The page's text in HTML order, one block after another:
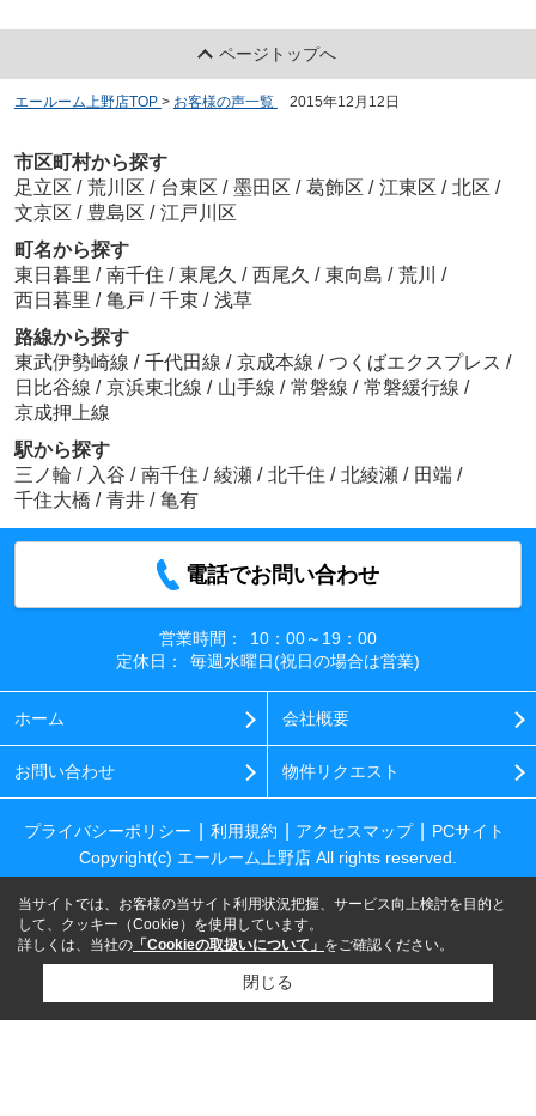
ページトップへ
エールーム上野店TOP > お客様の声一覧 2015年12月12日
市区町村から探す
足立区 / 荒川区 / 台東区 / 墨田区 / 葛飾区 / 江東区 / 北区 /
文京区 / 豊島区 / 江戸川区
町名から探す
東日暮里 / 南千住 / 東尾久 / 西尾久 / 東向島 / 荒川 /
西日暮里 / 亀戸 / 千束 / 浅草
路線から探す
東武伊勢崎線 / 千代田線 / 京成本線 / つくばエクスプレス /
日比谷線 / 京浜東北線 / 山手線 / 常磐線 / 常磐緩行線 /
京成押上線
駅から探す
三ノ輪 / 入谷 / 南千住 / 綾瀬 / 北千住 / 北綾瀬 / 田端 /
千住大橋 / 青井 / 亀有
電話でお問い合わせ
営業時間：
10：00～19：00
定休日：
毎週水曜日(祝日の場合は営業)
ホーム 会社概要
お問い合わせ 物件リクエスト
プライバシーポリシー 利用規約 アクセスマップ
PCサイト
Copyright(c) エールーム上野店 All rights reserved.
当サイトでは、お客様の当サイト利用状況把握、サービス向上検討を目的と
して、クッキー（Cookie）を使用しています。
詳しくは、当社の 「Cookieの取扱いについて」 をご確認ください。
閉じる